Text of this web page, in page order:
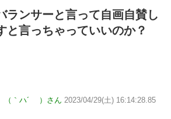
ランサーと言って自画自賛し
と言っちゃっていいのか？
（｀ハ´ ）さん 2023/04/29(土) 16:14:28.85